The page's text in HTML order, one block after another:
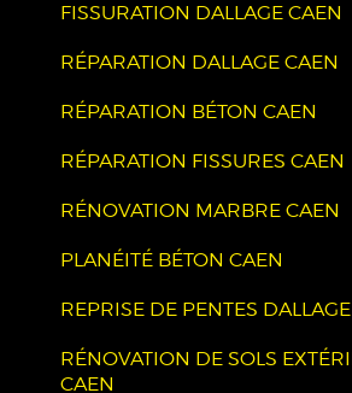
FISSURATION DALLAGE CAEN
RÉPARATION DALLAGE CAEN
RÉPARATION BÉTON CAEN
RÉPARATION FISSURES CAEN
RÉNOVATION MARBRE CAEN
PLANÉITÉ BÉTON CAEN
REPRISE DE PENTES
RÉNOVATION DE SOLS
CAEN